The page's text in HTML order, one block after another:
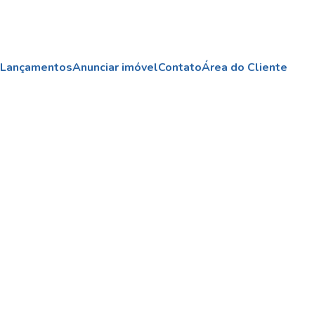
LançamentosAnunciar imóvelContatoÁrea do Cliente